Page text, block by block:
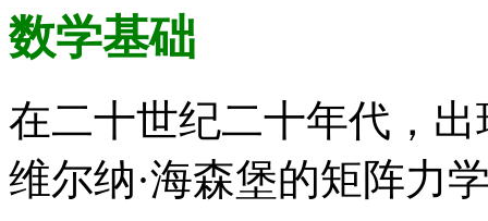
数学基础
在二十世纪二十年代，
维尔纳·海森堡的矩阵力